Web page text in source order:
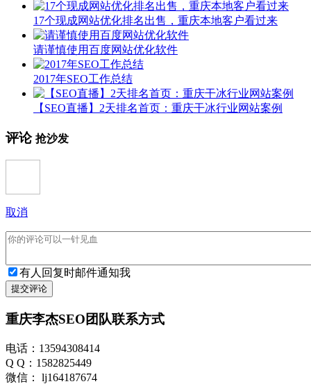
17个现成网站优化排名出售，重庆本地客户看过来
请谨慎使用百度网站优化软件
2017年SEO工作总结
【SEO直播】2天排名首页：重庆干冰行业网站案例
评论 抢沙发
取消
有人回复时邮件通知我
提交评论
重庆李杰SEO团队联系方式
电话：13594308414
Q Q：1582825449
微信： lj164187674